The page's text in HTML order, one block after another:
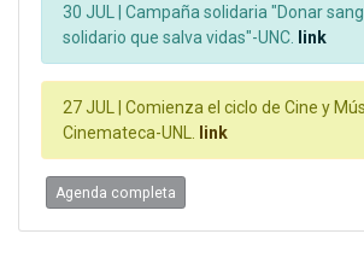
30 JUL |
Campaña solidaria "Donar
solidario que salva vidas"-UNC.
link
27 JUL |
Comienza el ciclo de Cine y
Cinemateca-UNL.
link
Agenda completa